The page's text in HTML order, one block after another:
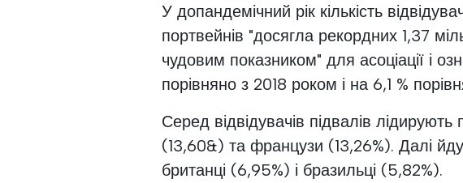
У допандемічний рік кількість
портвейнів "досягла рекордних 1,37
чудовим показником" для асоціації і
порівняно з 2018 роком і на 6,1 %
Серед відвідувачів підвалів лідирують
(13,60&) та французи (13,26%). Далі
британці (6,95%) і бразильці (5,82%).